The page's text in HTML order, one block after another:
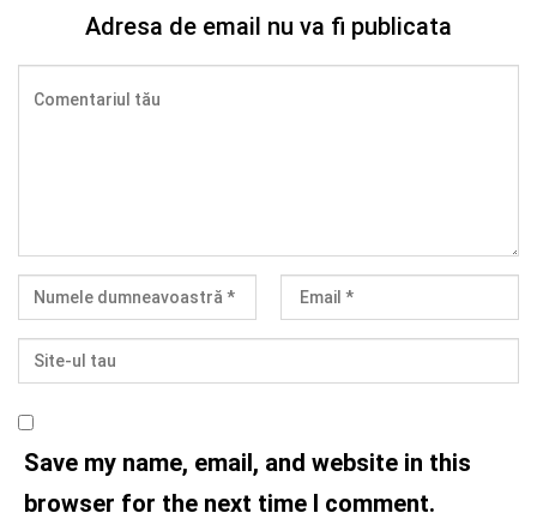
Adresa de email nu va fi publicata
Save my name, email, and website in this
browser for the next time I comment.